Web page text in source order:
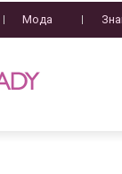
Мода